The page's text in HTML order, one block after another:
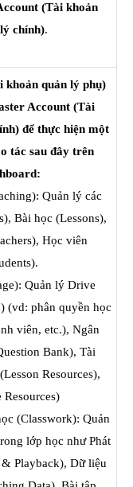
(Tài khoản
chính).
khoản quản lý phụ)
Account (Tài
để thực hiện một
tác sau đây trên
Quản lý các
Bài học (Lessons),
Học viên
Quản lý Drive
(vd: phân quyền học
viên, etc.), Ngân
Bank), Tài
Resources),
Resources)
(Classwork): Quản
lớp học như Phát
Playback), Dữ liệu